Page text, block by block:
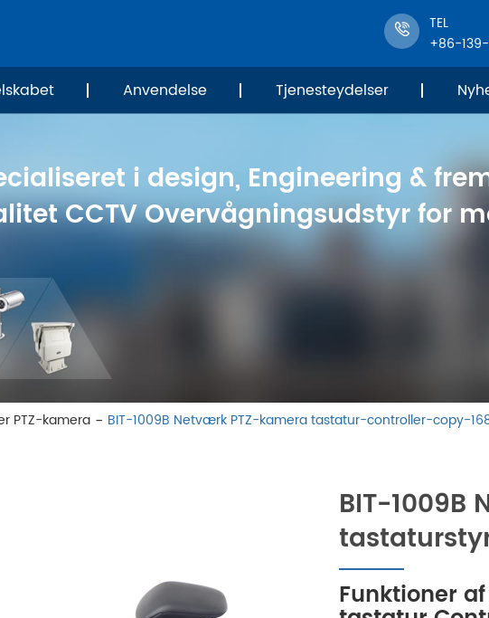
TEL
+86-
Anvendelse Tjenesteydelser
i design, Engineering &
CCTV Overvågningsudstyr for
PTZ-kamera BIT-1009B Netværk PTZ-kamera tastatur-controller-copy-
BIT-
Funktioner